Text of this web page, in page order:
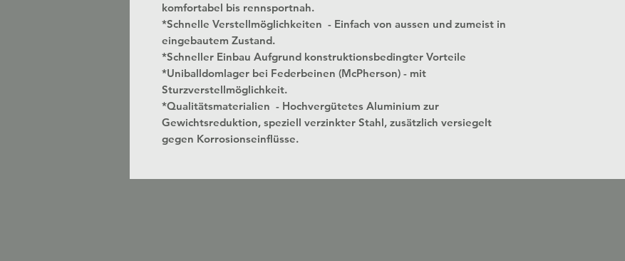
komfortabel bis rennsportnah.
*Schnelle Verstellmöglichkeiten - Einfach von aussen und zumeist in
eingebautem Zustand.
*Schneller Einbau Aufgrund konstruktionsbedingter Vorteile
*Uniballdomlager bei Federbeinen (McPherson) - mit
Sturzverstellmöglichkeit.
*Qualitätsmaterialien - Hochvergütetes Aluminium zur
Gewichtsreduktion, speziell verzinkter Stahl, zusätzlich versiegelt
gegen Korrosionseinflüsse.